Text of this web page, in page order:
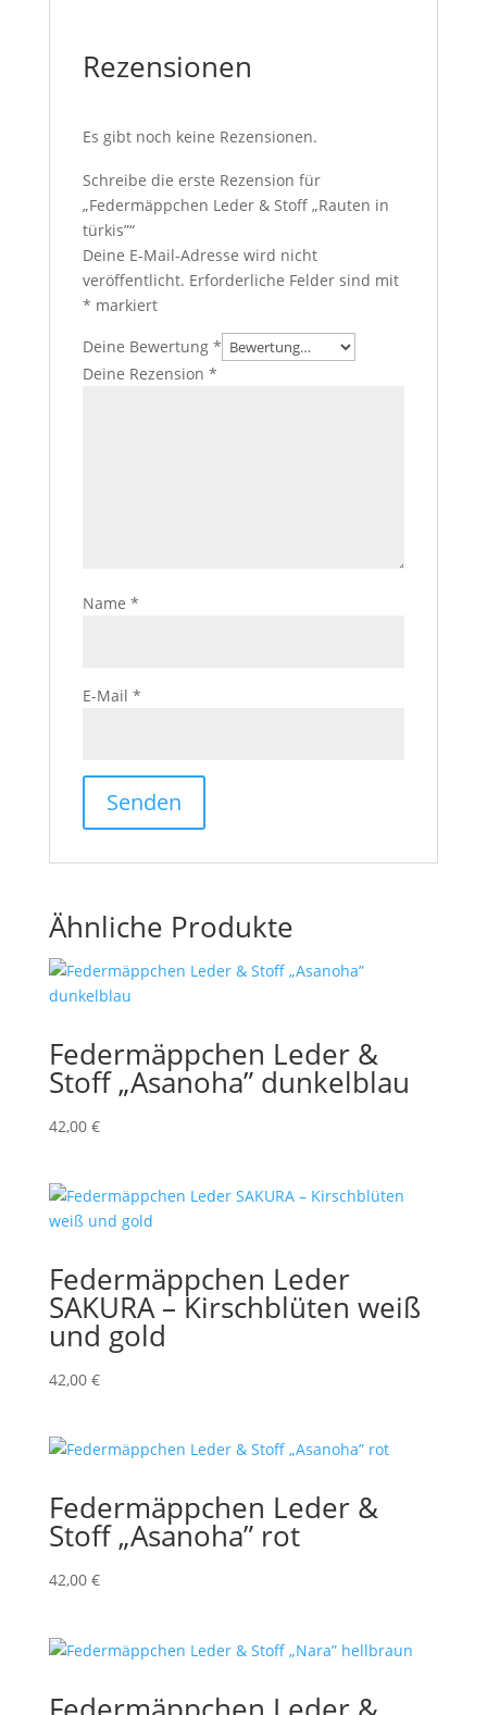
Rezensionen
Es gibt noch keine Rezensionen.
Schreibe die erste Rezension für
„Federmäppchen Leder & Stoff „Rauten in
türkis”“
Deine E-Mail-Adresse wird nicht
veröffentlicht. Erforderliche Felder sind mit
* markiert
Deine Bewertung *
Deine Rezension *
Name *
E-Mail *
Ähnliche Produkte
Federmäppchen Leder &
Stoff „Asanoha” dunkelblau
42,00 €
Federmäppchen Leder
SAKURA – Kirschblüten weiß
und gold
42,00 €
Federmäppchen Leder &
Stoff „Asanoha” rot
42,00 €